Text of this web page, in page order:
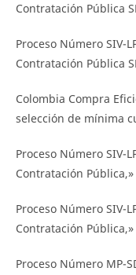
Contratación Pública
Proceso Número SIV-
Contratación Pública
Colombia Compra
selección de mínima
Proceso Número SIV-
Contratación
Proceso Número SIV-
Contratación
Proceso Número MP-